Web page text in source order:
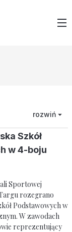
rozwiń
Szkół
w 4-boju
Sportowej
rozegrano
Podstawowych w
W zawodach
reprezentujący